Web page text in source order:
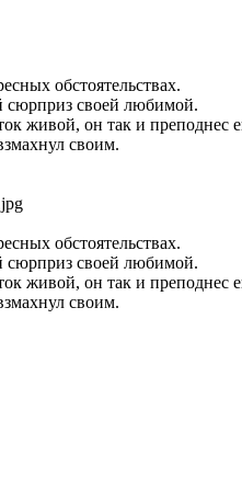
обстоятельствах.
своей любимой.
живой, он так и преподнес
своим.
обстоятельствах.
своей любимой.
живой, он так и преподнес
своим.